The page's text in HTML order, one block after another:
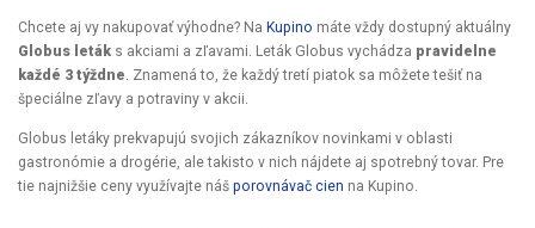
Chcete aj vy nakupovať výhodne? Na Kupino máte vždy dostupný aktuálny
Globus leták s akciami a zľavami. Leták Globus vychádza pravidelne
každé 3 týždne . Znamená to, že každý tretí piatok sa môžete tešiť na
špeciálne zľavy a potraviny v akcii.
Globus letáky prekvapujú svojich zákazníkov novinkami v oblasti
gastronómie a drogérie, ale takisto v nich nájdete aj spotrebný tovar. Pre
tie najnižšie ceny využívajte náš porovnávač cien na Kupino.